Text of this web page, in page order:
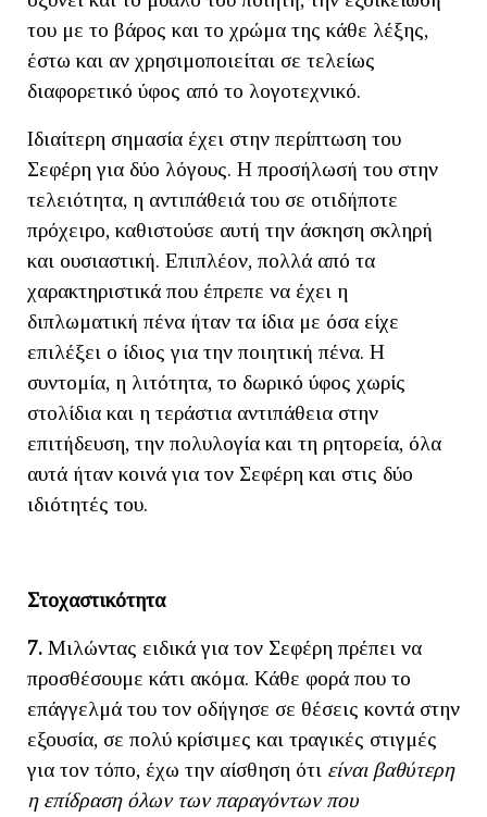
του με το βάρος και το χρώμα της κάθε λέξης,
έστω και αν χρησιμοποιείται σε τελείως
διαφορετικό ύφος από το λογοτεχνικό.
Ιδιαίτερη σημασία έχει στην περίπτωση του
Σεφέρη για δύο λόγους. Η προσήλωσή του στην
τελειότητα, η αντιπάθειά του σε οτιδήποτε
πρόχειρο, καθιστούσε αυτή την άσκηση σκληρή
και ουσιαστική. Επιπλέον, πολλά από τα
χαρακτηριστικά που έπρεπε να έχει η
διπλωματική πένα ήταν τα ίδια με όσα είχε
επιλέξει ο ίδιος για την ποιητική πένα. Η
συντομία, η λιτότητα, το δωρικό ύφος χωρίς
στολίδια και η τεράστια αντιπάθεια στην
επιτήδευση, την πολυλογία και τη ρητορεία, όλα
αυτά ήταν κοινά για τον Σεφέρη και στις δύο
ιδιότητές του.
Στοχαστικότητα
7. Μιλώντας ειδικά για τον Σεφέρη πρέπει να
προσθέσουμε κάτι ακόμα. Κάθε φορά που το
επάγγελμά του τον οδήγησε σε θέσεις κοντά στην
εξουσία, σε πολύ κρίσιμες και τραγικές στιγμές
για τον τόπο, έχω την αίσθηση ότι είναι βαθύτερη
η επίδραση όλων των παραγόντων που